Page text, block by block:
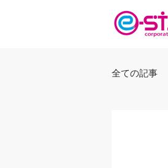
全ての記事